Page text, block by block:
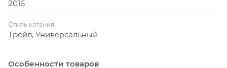
Особенности:
Рама из алюминия М4 — идеальное сочетание
2016
Стиль катания
Трейл, Универсальный
Особенности товаров